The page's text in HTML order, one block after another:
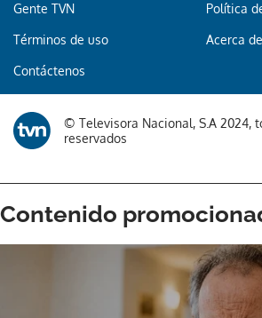
Gente TVN Política
Términos de uso Acerca
Contáctenos
© Televisora Nacional, S.A 2024,
reservados